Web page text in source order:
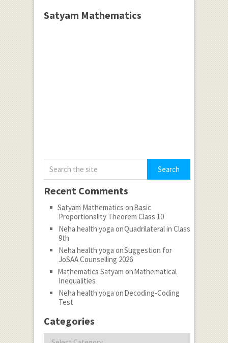
Satyam Mathematics
Recent Comments
Satyam Mathematics onBasic
Proportionality Theorem Class 10
Neha health yoga onQuadrilateral in Class
9th
Neha health yoga onSuggestion for
JoSAA Counselling 2026
Mathematics Satyam onMathematical
Inequalities
Neha health yoga onDecoding-Coding
Test
Categories
Categories